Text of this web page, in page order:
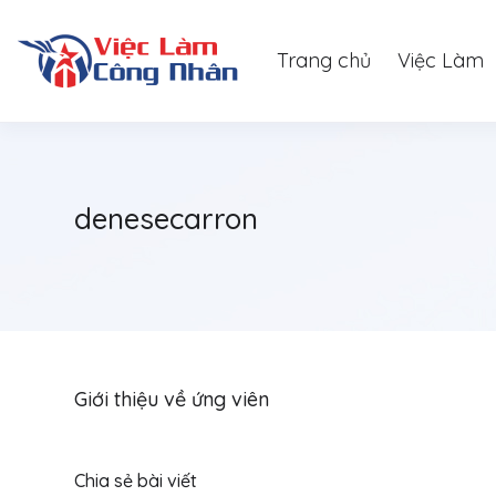
Trang chủ Việc Làm
denesecarron
Giới thiệu về ứng viên
Chia sẻ bài viết